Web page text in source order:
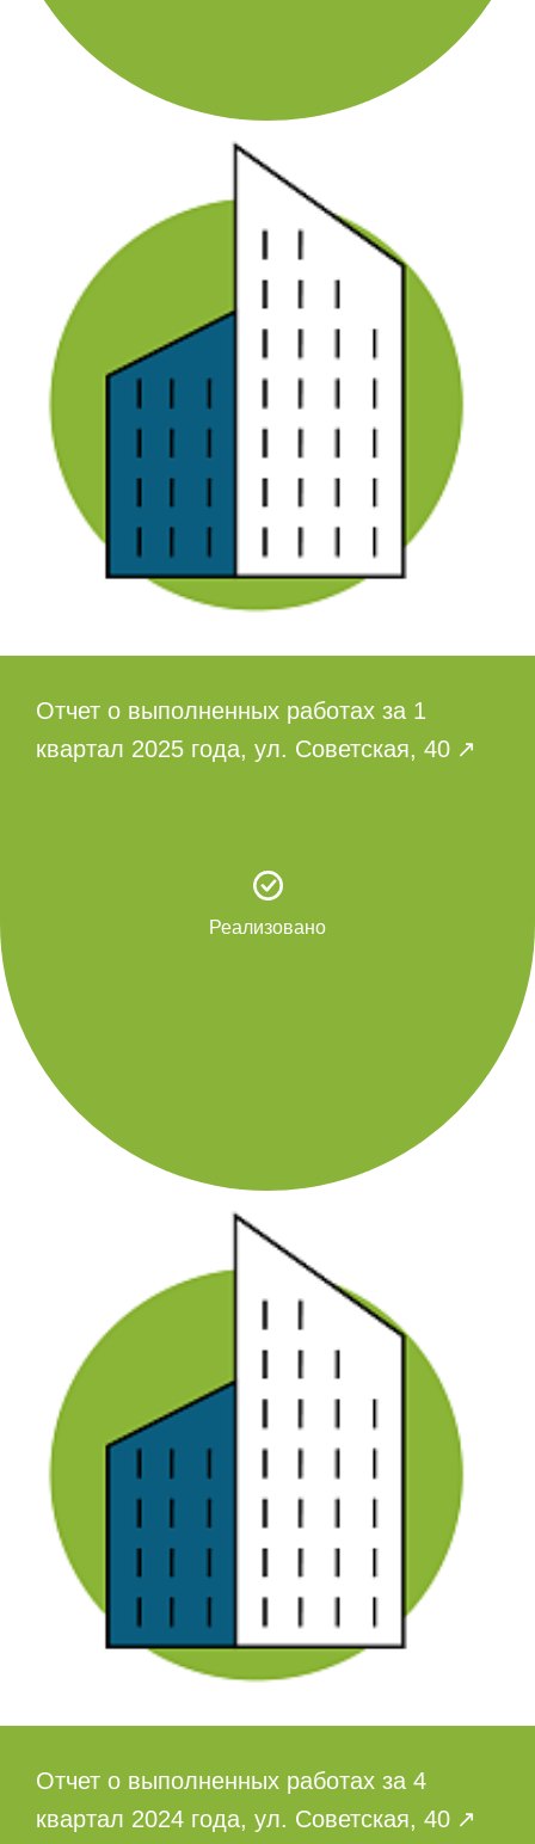
Отчет о выполненных работах за 1
квартал 2025 года, ул. Советская, 40
Реализовано
Отчет о выполненных работах за 4
квартал 2024 года, ул. Советская, 40